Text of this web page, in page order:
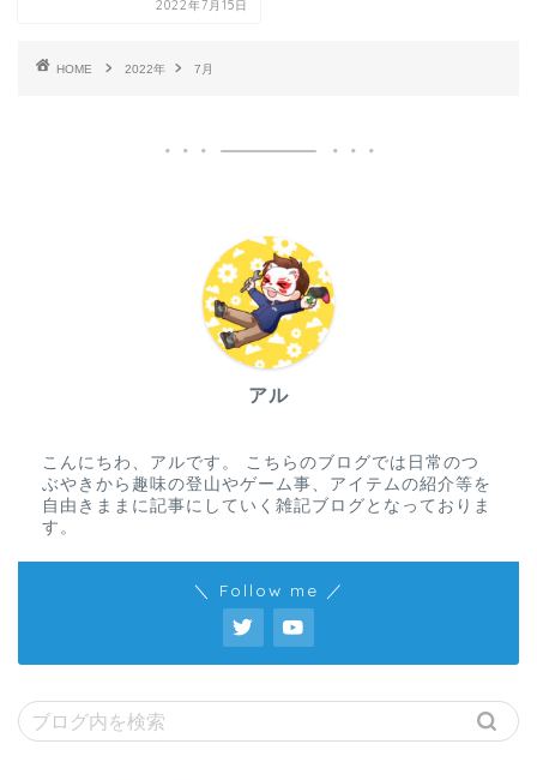
2022年7月15日
HOME 2022年 7月
アル
こんにちわ、アルです。 こちらのブログでは日常のつ
ぶやきから趣味の登山やゲーム事、アイテムの紹介等を
自由きままに記事にしていく雑記ブログとなっておりま
す。
＼ Follow me ／